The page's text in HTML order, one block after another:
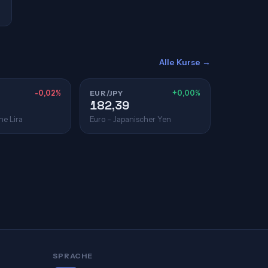
Alle Kurse →
-0,02%
Lira
EUR/JPY +0,00%
182,39
Euro – Japanischer Yen
SPRACHE